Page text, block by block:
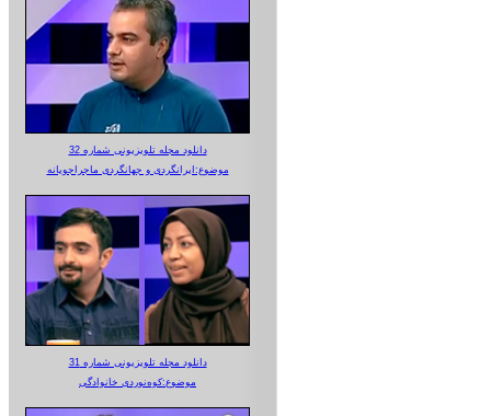
دانلود مجله تلویزیونی شماره 32
موضوع:ایرانگردی و جهانگردی ماجراجویانه
دانلود مجله تلویزیونی شماره 31
موضوع:کوه‌نوردی خانوادگی